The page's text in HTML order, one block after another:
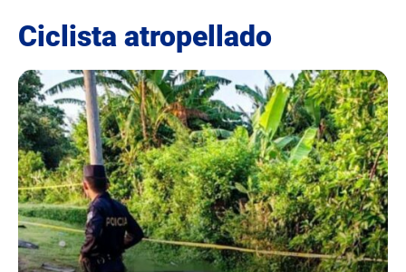
Ciclista atropellado